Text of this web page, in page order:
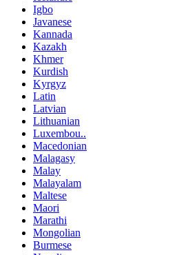
Igbo
Javanese
Kannada
Kazakh
Khmer
Kurdish
Kyrgyz
Latin
Latvian
Lithuanian
Luxembou..
Macedonian
Malagasy
Malay
Malayalam
Maltese
Maori
Marathi
Mongolian
Burmese